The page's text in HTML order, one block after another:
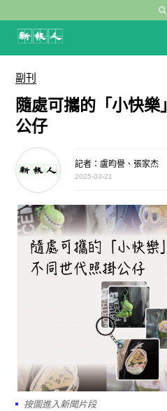
副刊
隨處可攜的「小快
公仔
記者：盧昀譽、張家杰
2025-03-21
按圖進入新聞片段